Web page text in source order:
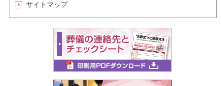
サイトマップ